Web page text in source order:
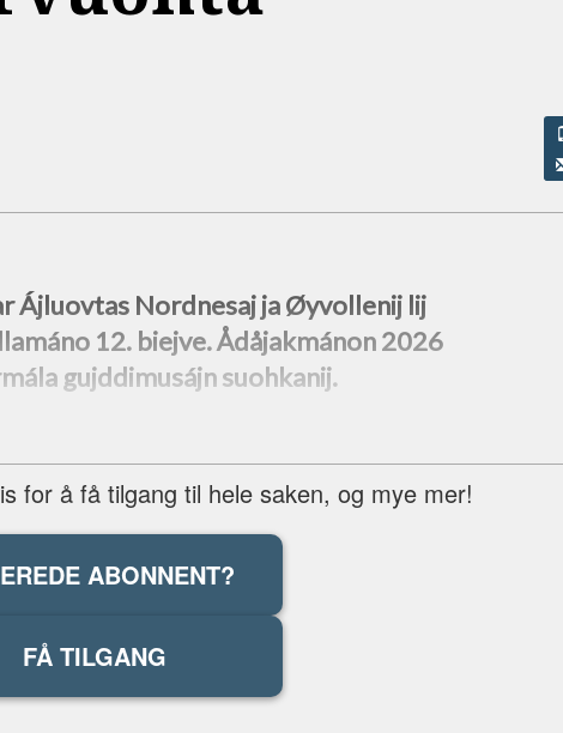
Ájluovtas Nordnesaj ja Øyvollenij lij
12. biejve. Ådåjakmánon 2026
gujddimusájn suohkanij.
for å få tilgang til hele saken, og mye mer!
ABONNENT?
FÅ TILGANG